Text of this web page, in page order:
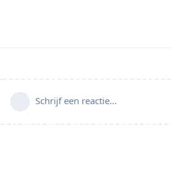
Schrijf een reactie...